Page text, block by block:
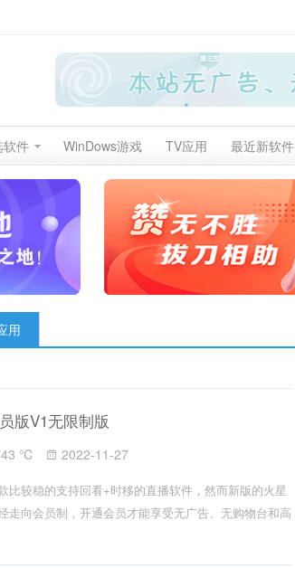
软件 WinDows游戏 TV应用 最近新软件
用
版V1无限制版
℃ 2022-11-27
比较稳的支持回看+时移的直播软件，然而新版的火星
走向会员制，开通会员才能享受无广告、无购物台和高